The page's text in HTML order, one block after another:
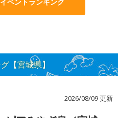
【宮城県】
2026/08/09 更新